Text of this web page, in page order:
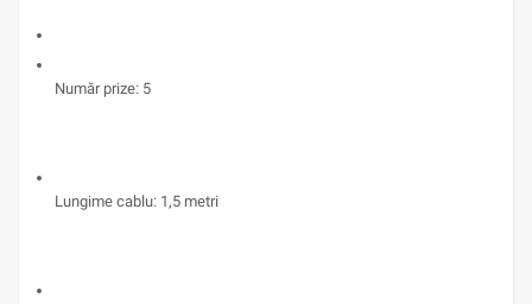
Număr prize: 5
Lungime cablu: 1,5 metri